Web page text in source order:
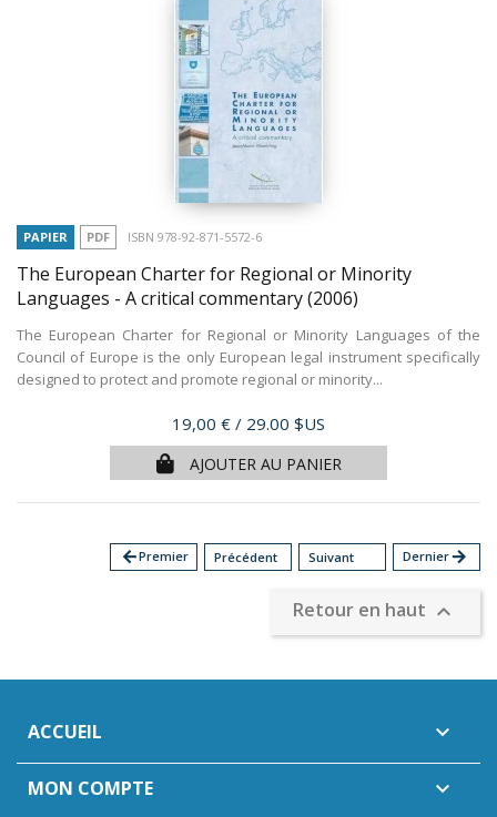
PAPIER PDF ISBN 978-92-871-5572-6
The European Charter for Regional or Minority
Languages - A critical commentary(2006)
The European Charter for Regional or Minority Languages of the
Council of Europe is the only European legal instrument specifically
designed to protect and promote regional or minority...
Prix
19,00 € / 29.00 $US
AJOUTER AU PANIER
arrow_backPremier Précédent Suivant Dernierarrow_forward
Retour en haut 
ACCUEIL 
MON COMPTE 